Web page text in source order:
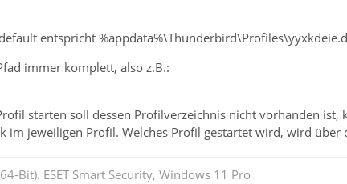
entspricht
immer komplett, also z.B.:
starten soll dessen Profilverzeichnis nicht vorhanden
im jeweiligen Profil. Welches Profil gestartet wird, wird
Bit). ESET Smart Security, Windows 11 Pro